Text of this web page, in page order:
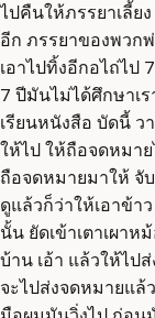
ไปคืนให้ภรรยาเลี้ย
อีก ภรรยาของพวก
เอาไปทิ้งอีกอไถ่ไป
7 ปีมันไม่ได้ศึกษาเ
เรียนหนังสือ บัดนี้
ให้ไป ให้ถือจดหมา
ถือจดหมายมาให้ จั
ดูแล้วก็ว่าให้เอาข้า
นั้น ยัดเข้าเตาเผา
บ้าน เอ้า แล้วให้ไป
จะไปส่งจดหมายแล้